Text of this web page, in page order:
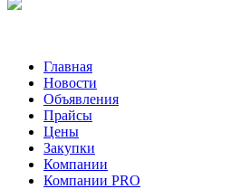
Главная
Новости
Объявления
Прайсы
Цены
Закупки
Компании
Компании PRO